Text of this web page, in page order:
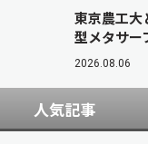
東京農工大
型メタサー
2026.08.06
人気記事